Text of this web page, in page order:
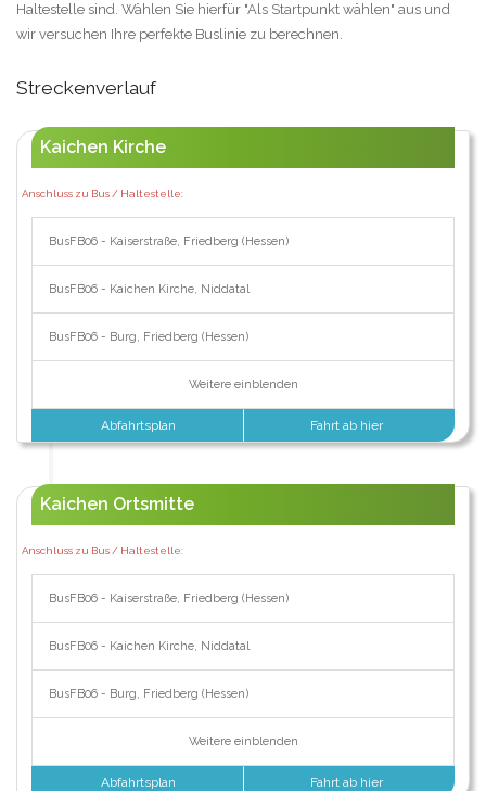
Haltestelle sind. Wählen Sie hierfür "Als Startpunkt wählen" aus und
wir versuchen Ihre perfekte Buslinie zu berechnen.
Streckenverlauf
Kaichen Kirche
Anschluss zu Bus / Haltestelle:
BusFB06 - Kaiserstraße, Friedberg (Hessen)
BusFB06 - Kaichen Kirche, Niddatal
BusFB06 - Burg, Friedberg (Hessen)
Weitere einblenden
Abfahrtsplan Fahrt ab hier
Kaichen Ortsmitte
Anschluss zu Bus / Haltestelle:
BusFB06 - Kaiserstraße, Friedberg (Hessen)
BusFB06 - Kaichen Kirche, Niddatal
BusFB06 - Burg, Friedberg (Hessen)
Weitere einblenden
Abfahrtsplan Fahrt ab hier